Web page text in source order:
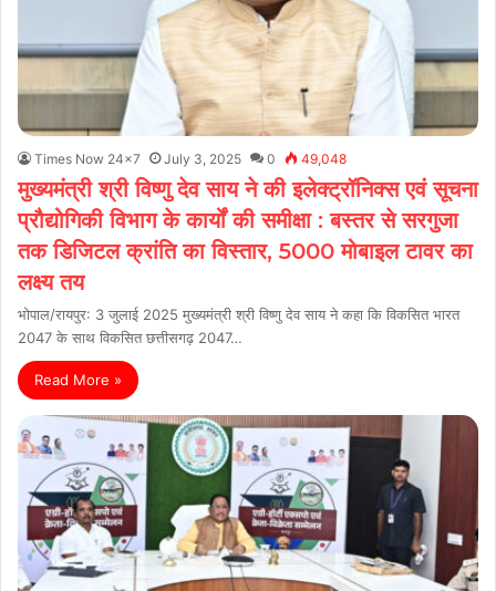
Times Now 24x7 July 3, 2025 0 49,048
मुख्यमंत्री श्री विष्णु देव साय ने की इलेक्ट्रॉनिक्स एवं सूचना
प्रौद्योगिकी विभाग के कार्यों की समीक्षा : बस्तर से सरगुजा
तक डिजिटल क्रांति का विस्तार, 5000 मोबाइल टावर का
लक्ष्य तय
भोपाल/रायपुर: 3 जुलाई 2025 मुख्यमंत्री श्री विष्णु देव साय ने कहा कि विकसित भारत
2047 के साथ विकसित छत्तीसगढ़ 2047…
Read More »